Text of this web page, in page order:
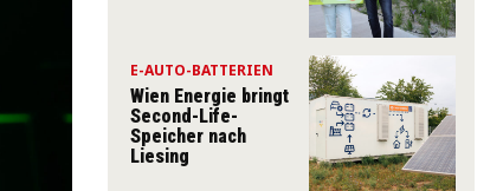
E-AUTO-BATTERIEN
Wien Energie bringt
Second-Life-
Speicher nach
Liesing